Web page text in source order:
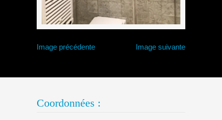
Image précédente Image suivante
Coordonnées :